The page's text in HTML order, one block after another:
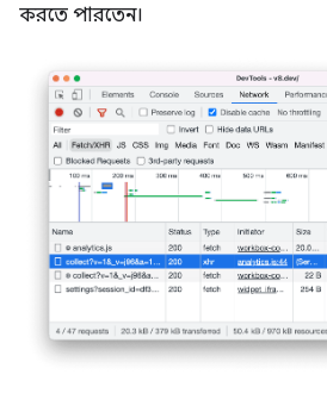
করতে পারতেন।